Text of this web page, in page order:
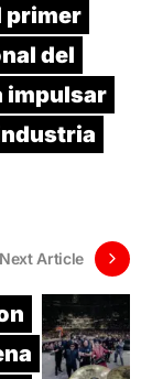
primer
del
impulsar
Next Article